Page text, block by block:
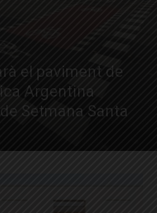
el paviment de
Argentina
Setmana Santa